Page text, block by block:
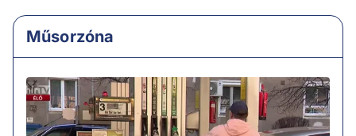
Műsorzóna